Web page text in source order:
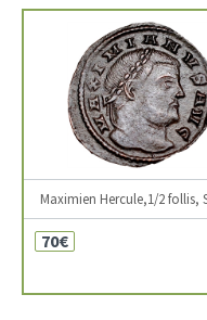
Maximien Hercule,1/2 follis,
70€